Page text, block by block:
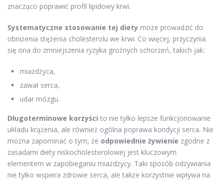
znacząco poprawić profil lipidowy krwi.
Systematyczne stosowanie tej diety może prowadzić do
obniżenia stężenia cholesterolu we krwi. Co więcej, przyczynia
się ona do zmniejszenia ryzyka groźnych schorzeń, takich jak:
miażdżyca,
zawał serca,
udar mózgu.
Długoterminowe korzyści to nie tylko lepsze funkcjonowanie
układu krążenia, ale również ogólna poprawa kondycji serca. Nie
można zapominać o tym, że odpowiednie żywienie zgodne z
zasadami diety niskocholesterolowej jest kluczowym
elementem w zapobieganiu miażdżycy. Taki sposób odżywiania
nie tylko wspiera zdrowie serca, ale także korzystnie wpływa na